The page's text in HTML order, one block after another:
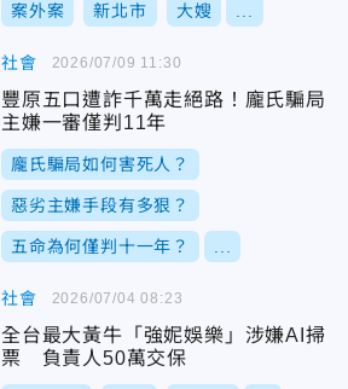
案外案 新北市 大嫂
社會
豐原五口遭詐千萬走絕路！龐氏騙局
主嫌一審僅判11年
龐氏騙局如何害死人？
惡劣主嫌手段有多狠？
五命為何僅判十一年？
2026/07/09 11:30
社會
全台最大黃牛「強妮娛樂」涉嫌AI掃
票 負責人50萬交保
2026/07/04 08:23